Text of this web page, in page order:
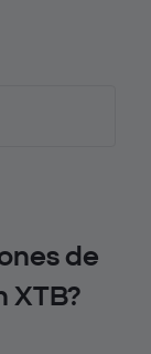
de
XTB?